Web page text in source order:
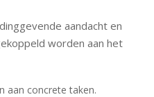
aandacht en
worden aan het
aan concrete taken.